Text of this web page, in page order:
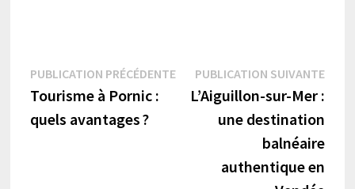
Navigation
de
l’article
PUBLICATION PRÉCÉDENTEPublication
précédente :
Tourisme à Pornic :
quels avantages ?
PUBLICATION SUIVANTE
L’Aiguillon-sur-Mer :
une destination
balnéaire
authentique en